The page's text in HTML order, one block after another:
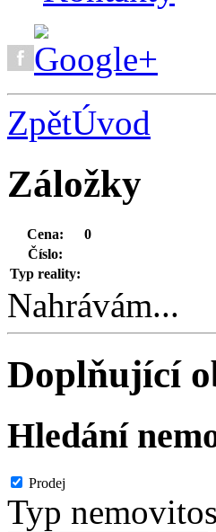
ZpětÚvod
Záložky
Cena:
0
Číslo:
Typ reality:
Nahrávám...
Doplňující
Hledání
Prodej
Typ